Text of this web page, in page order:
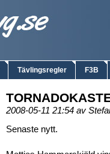
Tävlingsregler F3B
2008-05-11 21:54 av
Senaste nytt.